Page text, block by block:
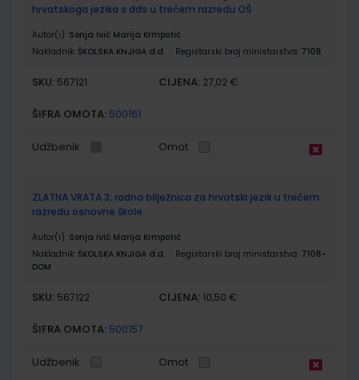
hrvatskoga jezika s dds u trećem razredu OŠ
Autor(i): Sonja Ivić Marija Krmpotić
Nakladnik: ŠKOLSKA KNJIGA d.d. Registarski broj ministarstva: 7108
SKU: 567121 CIJENA: 27,02 €
ŠIFRA OMOTA: 500161
Udžbenik Omot
ZLATNA VRATA 3; radna bilježnica za hrvatski jezik u trećem
razredu osnovne škole
Autor(i): Sonja Ivić Marija Krmpotić
Nakladnik: ŠKOLSKA KNJIGA d.d. Registarski broj ministarstva: 7108-
DOM
SKU: 567122 CIJENA: 10,50 €
ŠIFRA OMOTA: 500157
Udžbenik Omot